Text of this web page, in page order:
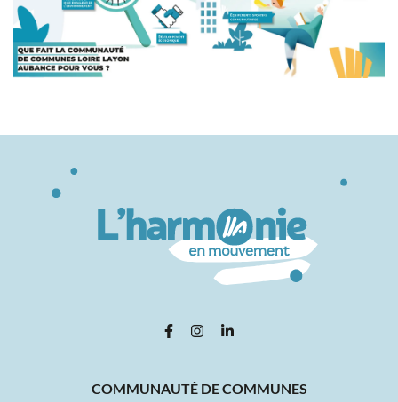
Lien vers le compte Facebook
Lien vers le compte Instagram
Lien vers le compte
COMMUNAUTÉ DE COMMUNES